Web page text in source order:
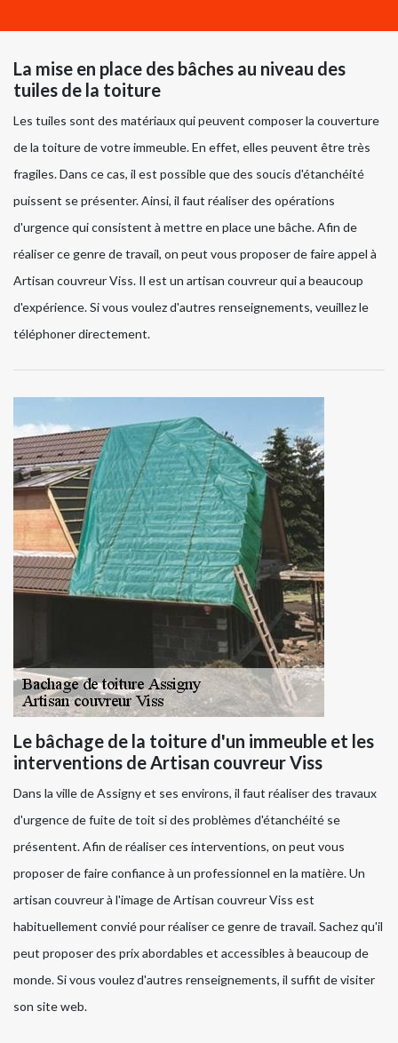
La mise en place des bâches au niveau des
tuiles de la toiture
Les tuiles sont des matériaux qui peuvent composer la couverture
de la toiture de votre immeuble. En effet, elles peuvent être très
fragiles. Dans ce cas, il est possible que des soucis d'étanchéité
puissent se présenter. Ainsi, il faut réaliser des opérations
d'urgence qui consistent à mettre en place une bâche. Afin de
réaliser ce genre de travail, on peut vous proposer de faire appel à
Artisan couvreur Viss. Il est un artisan couvreur qui a beaucoup
d'expérience. Si vous voulez d'autres renseignements, veuillez le
téléphoner directement.
Le bâchage de la toiture d'un immeuble et les
interventions de Artisan couvreur Viss
Dans la ville de Assigny et ses environs, il faut réaliser des travaux
d'urgence de fuite de toit si des problèmes d'étanchéité se
présentent. Afin de réaliser ces interventions, on peut vous
proposer de faire confiance à un professionnel en la matière. Un
artisan couvreur à l'image de Artisan couvreur Viss est
habituellement convié pour réaliser ce genre de travail. Sachez qu'il
peut proposer des prix abordables et accessibles à beaucoup de
monde. Si vous voulez d'autres renseignements, il suffit de visiter
son site web.